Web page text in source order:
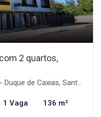
2 quartos,
de Caxias, Santa Maria-RS
1 Vaga 136 m²